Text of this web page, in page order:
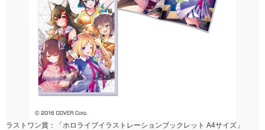
ラストワン賞：「ホロライブイラストレーションブックレット A4サイズ」